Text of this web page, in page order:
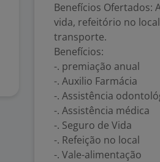
Benefícios Ofertados:
vida, refeitório no
transporte.
Benefícios:
-. premiação anual
-. Auxilio Farmácia
-. Assistência
-. Assistência médica
-. Seguro de Vida
-. Refeição no local
-. Vale-alimentação